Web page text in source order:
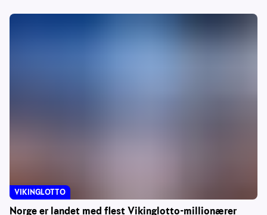
Norge er landet med flest Vikinglotto-millionærer
VIKINGLOTTO